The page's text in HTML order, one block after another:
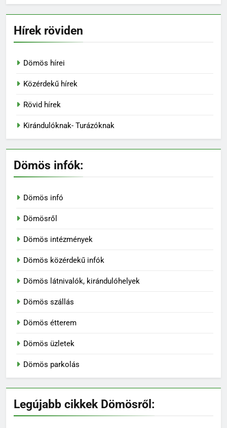
Hírek röviden
Dömös hírei
Közérdekű hírek
Rövid hírek
Kirándulóknak- Turázóknak
Dömös infók:
Dömös infó
Dömösről
Dömös intézmények
Dömös közérdekű infók
Dömös látnivalók, kirándulóhelyek
Dömös szállás
Dömös étterem
Dömös üzletek
Dömös parkolás
Legújabb cikkek Dömösről: